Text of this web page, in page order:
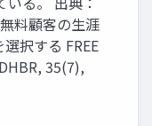
料顧客の生涯
択する FREE
35(7),